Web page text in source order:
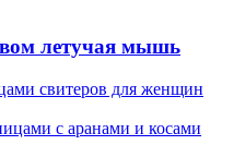
летучая мышь
свитеров для женщин